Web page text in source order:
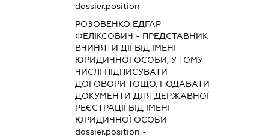
dossier.position -
РОЗОВЕНКО ЕДГАР
ФЕЛІКСОВИЧ - ПРЕДСТАВНИК
ВЧИНЯТИ ДІЇ ВІД ІМЕНІ
ЮРИДИЧНОЇ ОСОБИ, У ТОМУ
ЧИСЛІ ПІДПИСУВАТИ
ДОГОВОРИ ТОЩО, ПОДАВАТИ
ДОКУМЕНТИ ДЛЯ ДЕРЖАВНОЇ
РЕЄСТРАЦІЇ ВІД ІМЕНІ
ЮРИДИЧНОЇ ОСОБИ
dossier.position -